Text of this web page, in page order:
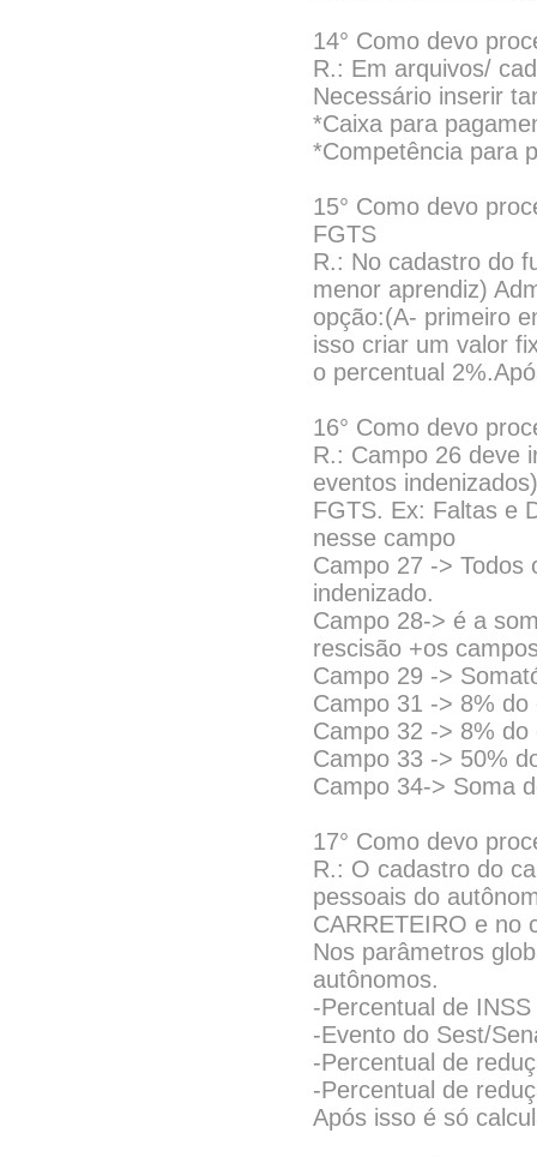
14° Como devo
R.: Em arquivos/
Necessário inserir
*Caixa para
*Competência para
15° Como devo
FGTS
R.: No cadastro do
menor aprendiz)
opção:(A- primeiro
isso criar um valor
o percentual
16° Como devo
R.: Campo 26 deve
eventos
FGTS. Ex: Faltas e
nesse campo
Campo 27 -> Todos
indenizado.
Campo 28-> é a
rescisão +os
Campo 29 ->
Campo 31 -> 8% do
Campo 32 -> 8% do
Campo 33 -> 50%
Campo 34-> Soma
17° Como devo
R.: O cadastro do
pessoais do
CARRETEIRO e no
Nos parâmetros
autônomos.
-Percentual de INSS
-Evento do Sest/
-Percentual de
-Percentual de
Após isso é só